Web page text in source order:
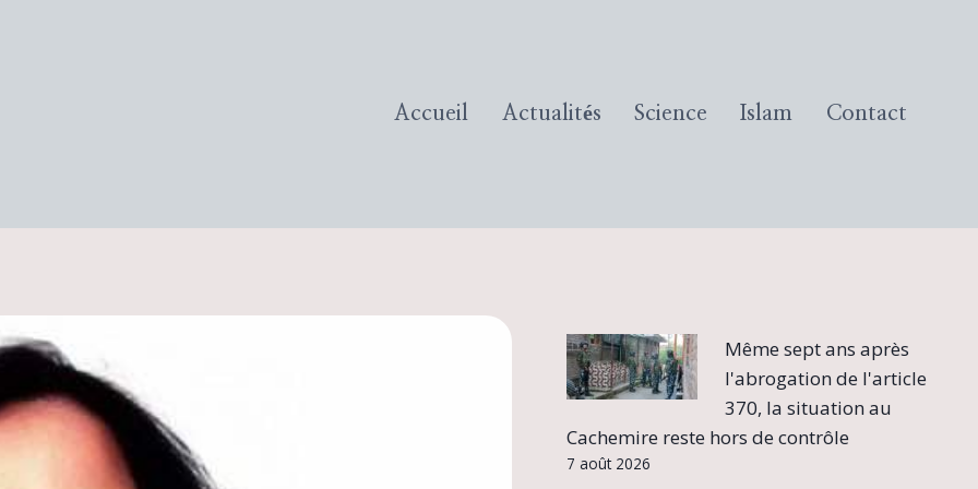
Accueil Actualités Science Islam Contact
Même sept ans après
l'abrogation de l'article
370, la situation au
Cachemire reste hors de contrôle
7 août 2026